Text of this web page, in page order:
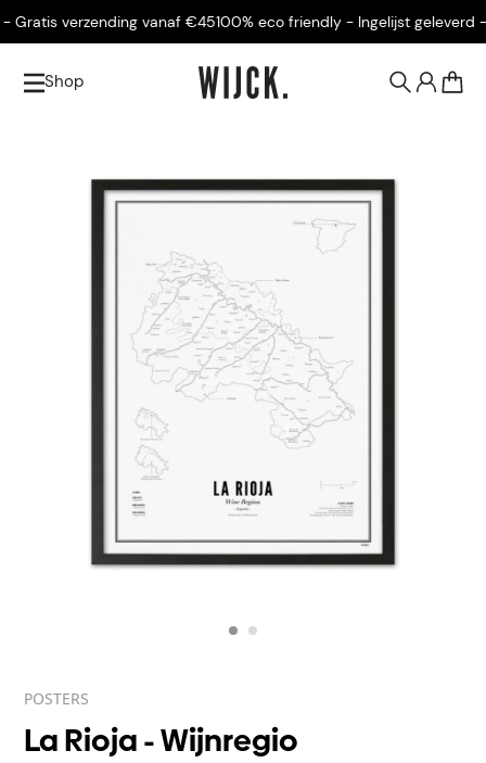
verzending vanaf €45100% eco friendly - Ingelijst geleverd -
Shop
POSTERS
La Rioja - Wijnregio